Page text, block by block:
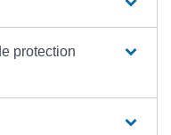
protection